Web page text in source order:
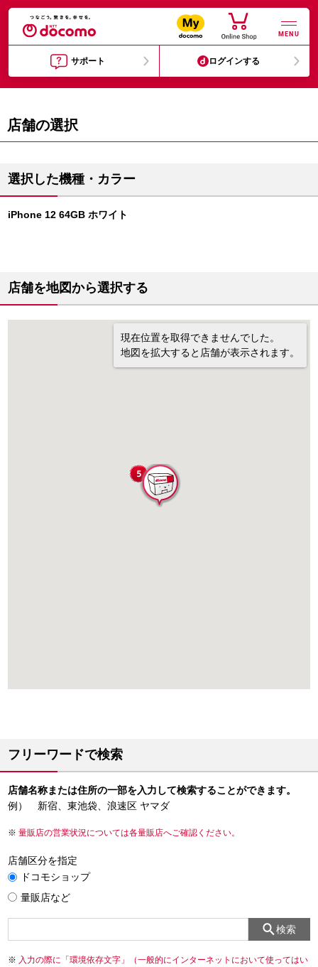
MENU
サポート ログインする
店舗の選択
選択した機種・カラー
iPhone 12 64GB ホワイト
店舗を地図から選択する
現在位置を取得できませんでした。
地図を拡大すると店舗が表示されます。
フリーワードで検索
店舗名称または住所の一部を入力して検索することができます。
例） 新宿、東池袋、浪速区 ヤマダ
量販店の営業状況については各量販店へご確認ください。
店舗区分を指定
ドコモショップ
量販店など
検索
入力の際に「環境依存文字」（一般的にインターネットにおいて使ってはい